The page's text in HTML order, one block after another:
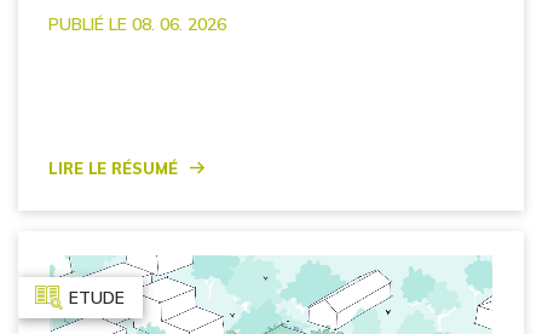
PUBLIÉ LE 08. 06. 2026
Lire le résumé
ETUDE